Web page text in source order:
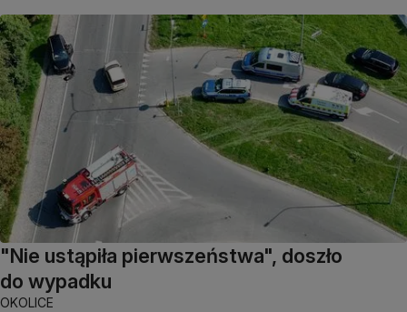
"Nie ustąpiła pierwszeństwa", doszło
do wypadku
OKOLICE